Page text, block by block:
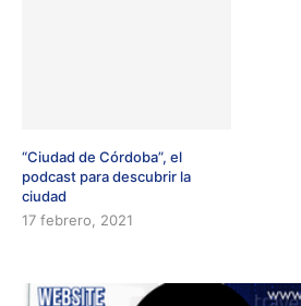
“Ciudad de Córdoba”, el
podcast para descubrir la
ciudad
17 febrero, 2021